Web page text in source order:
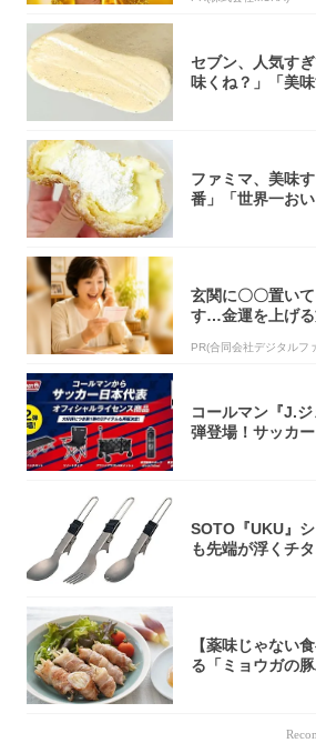
セブン、人気す
味くね？」「美
ファミマ、美味
番」「世界一お
玄関に〇〇置い
す…金運を上げ
PR(合同会社デジタルフ
コールマン『J.
弾登場！サッカ
SOTO『UKU』
も先端が浮くチ
【薬味じゃない
る「ミョウガの